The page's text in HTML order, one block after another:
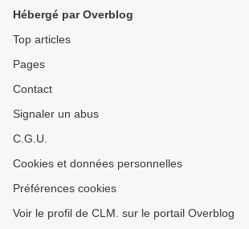
Hébergé par Overblog
Top articles
Pages
Contact
Signaler un abus
C.G.U.
Cookies et données personnelles
Préférences cookies
Voir le profil de CLM. sur le portail Overblog